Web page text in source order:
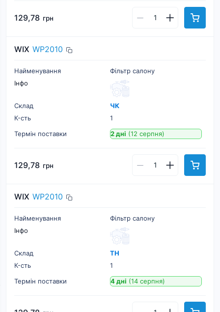
129,78 грн
WIX WP2010
Найменування
Фільтр салону
Інфо
Склад
ЧК
К-cть
1
Термін поставки
2 дні (12 серпня)
129,78 грн
WIX WP2010
Найменування
Фільтр салону
Інфо
Склад
ТН
К-cть
1
Термін поставки
4 дні (14 серпня)